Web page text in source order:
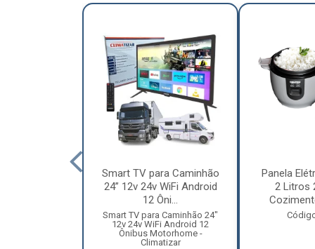
Smart TV para Caminhão
24” 12v 24v WiFi Android
12 Ôni...
Smart TV para Caminhão 24"
12v 24v WiFi Android 12
Ônibus Motorhome -
Climatizar
Panela
2 Litros